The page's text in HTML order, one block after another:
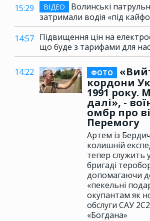
15:29
ВІДЕО
Волинські
затримали водія «під
14:57 Підвищення цін на
що буде з тарифами для
14:22 ФОТО
кордони
1991 року.
далі», -
омбр про
Перемогу
Артем із
колишній
тепер служить
бригаді
допомагаючи
«пекельні
окупантам як
обслуги САУ
«Богдана»